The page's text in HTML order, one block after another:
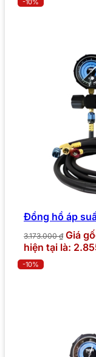
Đồng hồ áp
3.173.000₫ Giá
hiện tại là:
-10%